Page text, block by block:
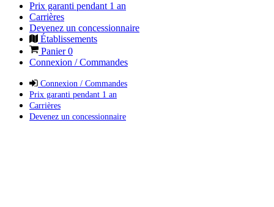
Prix garanti pendant 1 an
Carrières
Devenez un concessionnaire
Établissements
Panier0
Connexion / Commandes
Connexion / Commandes
Prix garanti pendant 1 an
Carrières
Devenez un concessionnaire